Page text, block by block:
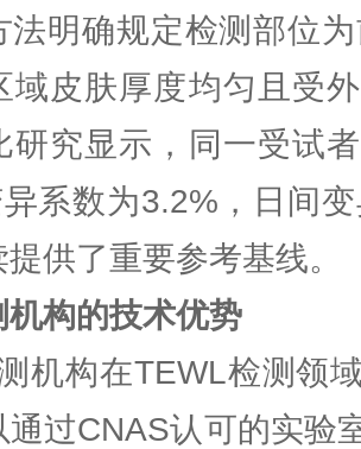
法明确规定检测部位
域皮肤厚度均匀且受
研究显示，同一受试
系数为3.2%，日间
供了重要参考基线。
机构的技术优势
机构在TEWL检测领
通过CNAS认可的实验